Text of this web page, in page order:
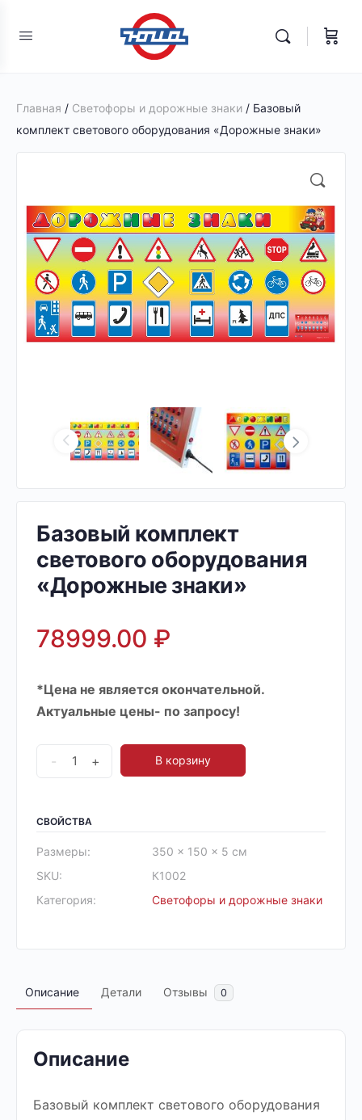
Главная / Светофоры и дорожные знаки / Базовый
комплект светового оборудования «Дорожные знаки»
Базовый комплект
светового оборудования
«Дорожные знаки»
78999.00 ₽
*Цена не является окончательной.
Актуальные цены- по запросу!
- + В корзину
СВОЙСТВА
Размеры:
350 × 150 × 5 см
SKU:
К1002
Категория:
Светофоры и дорожные знаки
Описание Детали Отзывы 0
Описание
Базовый комплект светового оборудования